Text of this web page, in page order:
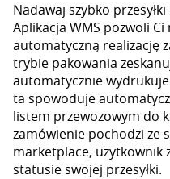
Nadawaj szybko
Aplikacja WMS pozwoli Ci
automatyczną realizację
trybie pakowania
automatycznie
ta spowoduje
listem przewozowym do
zamówienie pochodzi ze
marketplace,
statusie swojej przesyłki.